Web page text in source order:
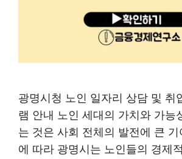
광명시청 노인 일자리 상담 및 취
램 안내 노인 세대의 가치와 가능
는 것은 사회 전체의 발전에 큰 기
에 따라 광명시는 노인들의 경제